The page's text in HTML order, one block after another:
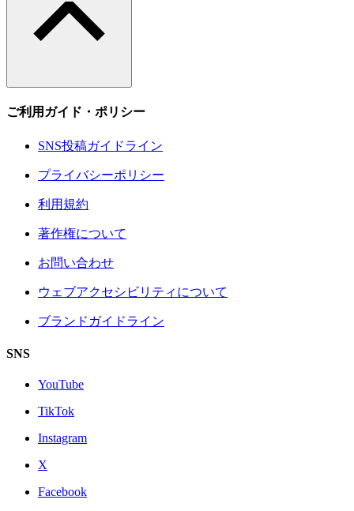
ご利用ガイド・ポリシー
SNS投稿ガイドライン
プライバシーポリシー
利用規約
著作権について
お問い合わせ
ウェブアクセシビリティについて
ブランドガイドライン
SNS
YouTube
TikTok
Instagram
X
Facebook